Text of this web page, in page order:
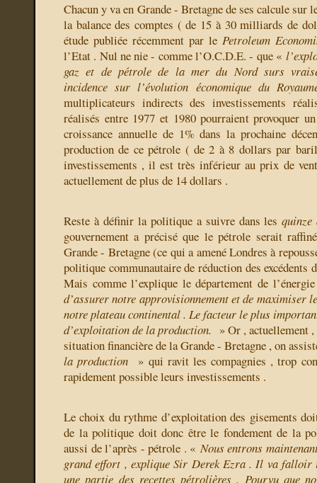
Chacun y va en Grande - Bretagne de ses calcule sur
la balance des comptes ( de 15 à 30 milliards de
étude publiée récemment par le Petroleum
l’Etat . Nul ne nie - comme l’O.C.D.E. - que «
gaz et de pétrole de la mer du Nord surs
incidence sur l’évolution économique du
multiplicateurs indirects des investissements
réalisés entre 1977 et 1980 pourraient provoquer
croissance annuelle de 1% dans la prochaine
production de ce pétrole ( de 2 à 8 dollars par
investissements , il est très inférieur au prix de
actuellement de plus de 14 dollars .
Reste à définir la politique a suivre dans les
gouvernement a précisé que le pétrole serait
Grande - Bretagne (ce qui a amené Londres à
politique communautaire de réduction des excédents
Mais comme l’explique le département de
d’assurer notre approvisionnement et de maximiser
notre plateau continental . Le facteur le plus
d’exploitation de la production. » Or , actuellement
situation financière de la Grande - Bretagne , on
la production
» qui ravit les compagnies , trop
rapidement possible leurs investissements .
Le choix du rythme d’exploitation des gisements
de la politique doit donc être le fondement de la
aussi de l’après - pétrole . « Nous entrons
grand effort , explique Sir Derek Ezra . Il va falloir
une partie des recettes pétrolières . Pourvu que